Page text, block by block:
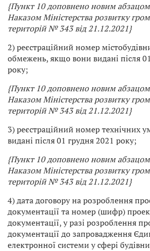
{Пункт 10 доповнено новим абзацом
НаказомМіністерства розвитку
територій№ 343 від 21.12.2021}
2) реєстраційний номер
обмежень, якщо вони видані після
року;
{Пункт 10 доповнено новим абзацом
НаказомМіністерства розвитку
територій№ 343 від 21.12.2021}
3) реєстраційний номер технічних
видані після 01 грудня 2021 року;
{Пункт 10 доповнено новим абзацом
НаказомМіністерства розвитку
територій№ 343 від 21.12.2021}
4) дата договору на розроблення
документації та номер (шифр)
документації, у разі розроблення
документації до запровадження
електронної системи у сфері